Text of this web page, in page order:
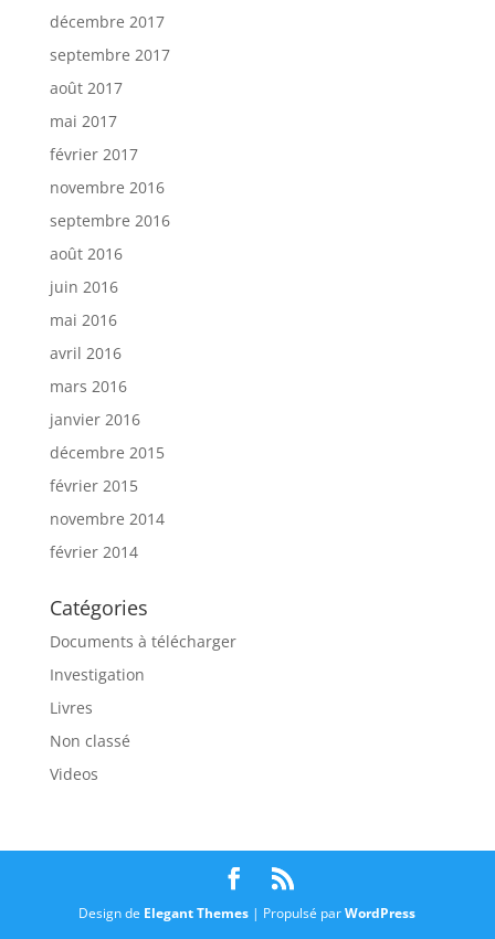
décembre 2017
septembre 2017
août 2017
mai 2017
février 2017
novembre 2016
septembre 2016
août 2016
juin 2016
mai 2016
avril 2016
mars 2016
janvier 2016
décembre 2015
février 2015
novembre 2014
février 2014
Catégories
Documents à télécharger
Investigation
Livres
Non classé
Videos
Design de Elegant Themes | Propulsé parWordPress